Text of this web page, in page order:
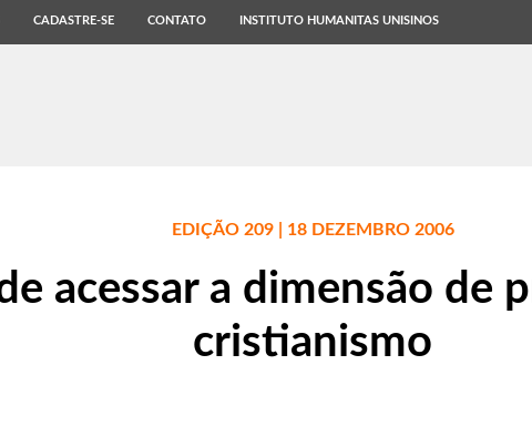
CADASTRE-SE CONTATO INSTITUTO HUMANITAS UNISINOS
EDIÇÃO 209 | 18 DEZEMBRO 2006
acessar a dimensão de
cristianismo